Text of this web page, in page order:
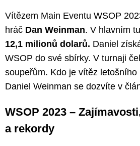
Vítězem Main Eventu WSOP
hráč Dan Weinman. V hlavním
12,1 milionů dolarů. Daniel
WSOP do své sbírky. V turnaji
soupeřům. Kdo je vítěz letošního
Daniel Weinman se dozvíte v
WSOP 2023 –
a rekordy